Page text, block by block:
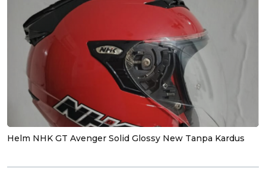
Helm NHK GT Avenger Solid Glossy New Tanpa Kardus